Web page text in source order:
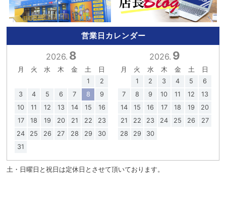
営業日カレンダー
2026. 8
月 火 水 木 金 土
日
1
2
3
4 5 6 7 8
9
10
11 12 13 14 15
16
17
18 19 20 21 22
23
24
25 26 27 28 29
30
31
2026. 9
月 火 水 木 金 土
日
1
2 3 4 5
6
7
8 9 10 11 12
13
14
15 16 17 18 19
20
21
22 23 24 25 26
27
28
29 30
土・日曜日と祝日は定休日とさせて頂いております。